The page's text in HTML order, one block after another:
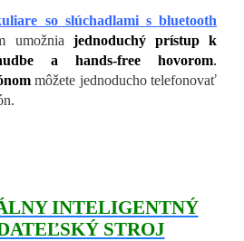
so slúchadlami s bluetooth
umožnia jednoduchý prístup k
a hands-free hovorom.
môžete jednoducho telefonovať
INTELIGENTNÝ
STROJ